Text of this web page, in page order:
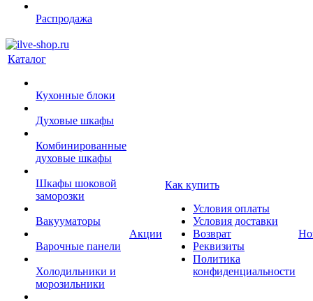
Распродажа
Каталог
Кухонные блоки
Духовые шкафы
Комбинированные
духовые шкафы
Шкафы шоковой
заморозки
Вакууматоры
Варочные панели
Холодильники и
морозильники
Акции
Как купить
Условия оплаты
Условия доставки
Возврат
Реквизиты
Политика
конфиденциальности